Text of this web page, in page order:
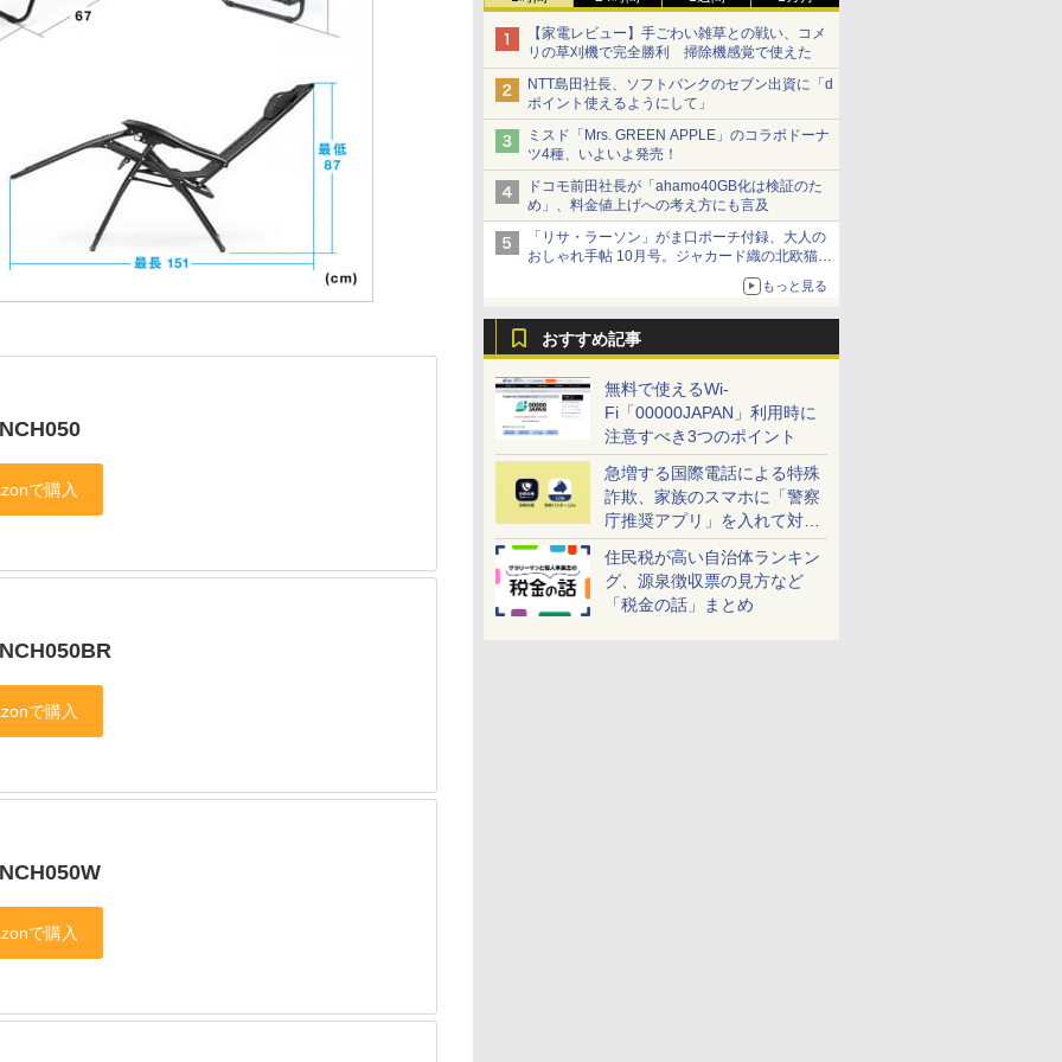
【家電レビュー】手ごわい雑草との戦い、コメ
リの草刈機で完全勝利 掃除機感覚で使えた
NTT島田社長、ソフトバンクのセブン出資に「d
ポイント使えるようにして」
ミスド「Mrs. GREEN APPLE」のコラボドーナ
ツ4種、いよいよ発売！
ドコモ前田社長が「ahamo40GB化は検証のた
め」、料金値上げへの考え方にも言及
「リサ・ラーソン」がま口ポーチ付録、大人の
おしゃれ手帖 10月号。ジャカード織の北欧猫デ
もっと見る
おすすめ記事
無料で使えるWi-
Fi「00000JAPAN」利用時に
注意すべき3つのポイント
急増する国際電話による特殊
詐欺、家族のスマホに「警察
庁推奨アプリ」を入れて対策
しよう！
住民税が高い自治体ランキン
グ、源泉徴収票の見方など
「税金の話」まとめ